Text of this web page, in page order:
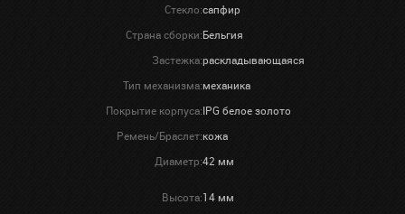
Стекло:сапфир
Страна сборки:Бельгия
Застежка:раскладывающаяся
Тип механизма:механика
Покрытие корпуса:IPG белое золото
Ремень/Браслет:кожа
Диаметр:42 мм
Высота:14 мм